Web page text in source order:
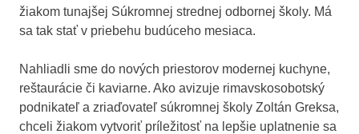
žiakom tunajšej Súkromnej strednej odbornej školy. Má
sa tak stať v priebehu budúceho mesiaca.
Nahliadli sme do nových priestorov modernej kuchyne,
reštaurácie či kaviarne. Ako avizuje rimavskosobotský
podnikateľ a zriaďovateľ súkromnej školy Zoltán Greksa,
chceli žiakom vytvoriť príležitosť na lepšie uplatnenie sa